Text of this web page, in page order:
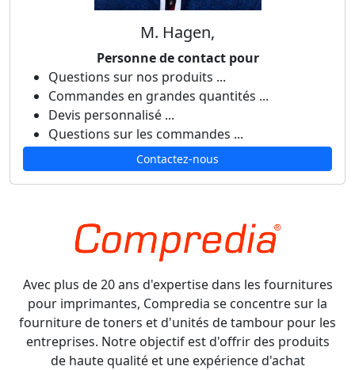
M. Hagen,
Personne de contact pour
Questions sur nos produits ...
Commandes en grandes quantités ...
Devis personnalisé ...
Questions sur les commandes ...
Contactez-nous
Avec plus de 20 ans d'expertise dans les fournitures
pour imprimantes, Compredia se concentre sur la
fourniture de toners et d'unités de tambour pour les
entreprises. Notre objectif est d'offrir des produits
de haute qualité et une expérience d'achat